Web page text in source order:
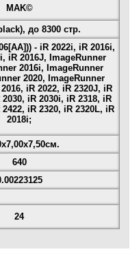
MAK©
до 8300 стр.
- iR 2022i, iR 2016i,
iR 2016J, ImageRunner
2016i, ImageRunner
2020, ImageRunner
iR 2022, iR 2320J, iR
iR 2030i, iR 2318, iR
iR 2320, iR 2320L, iR
2018i;
640
24